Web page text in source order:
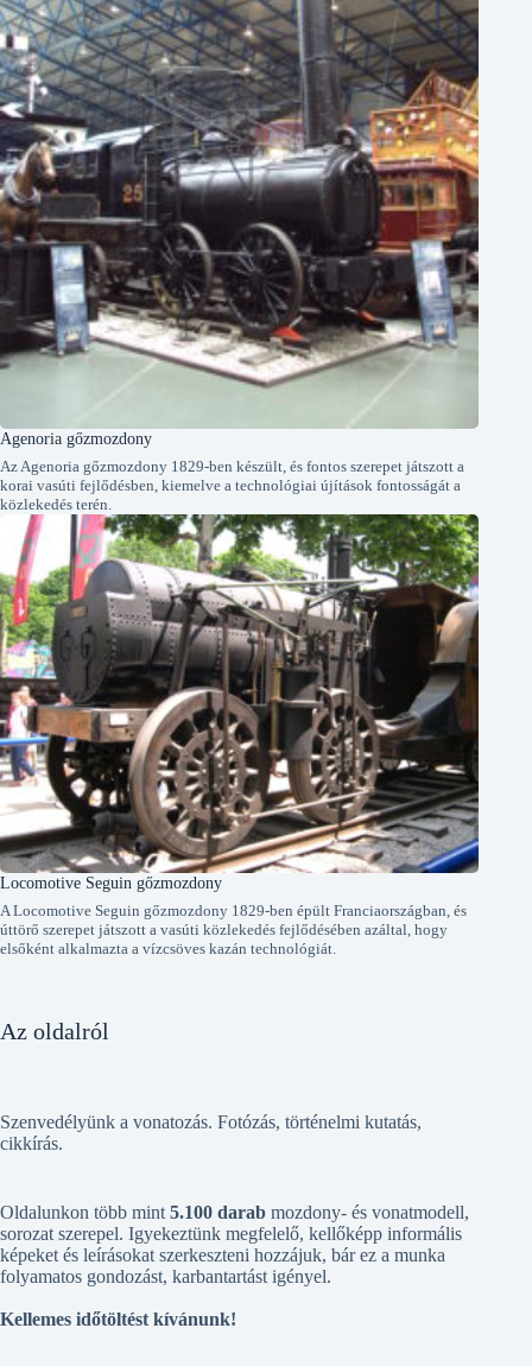
Agenoria gőzmozdony
Az Agenoria gőzmozdony 1829-ben készült, és fontos szerepet játszott a
korai vasúti fejlődésben, kiemelve a technológiai újítások fontosságát a
közlekedés terén.
Locomotive Seguin gőzmozdony
A Locomotive Seguin gőzmozdony 1829-ben épült Franciaországban, és
úttörő szerepet játszott a vasúti közlekedés fejlődésében azáltal, hogy
elsőként alkalmazta a vízcsöves kazán technológiát.
Az oldalról
Szenvedélyünk a vonatozás. Fotózás, történelmi kutatás,
cikkírás.
Oldalunkon több mint 5.100 darab mozdony- és vonatmodell,
sorozat szerepel. Igyekeztünk megfelelő, kellőképp informális
képeket és leírásokat szerkeszteni hozzájuk, bár ez a munka
folyamatos gondozást, karbantartást igényel.
Kellemes időtöltést kívánunk!